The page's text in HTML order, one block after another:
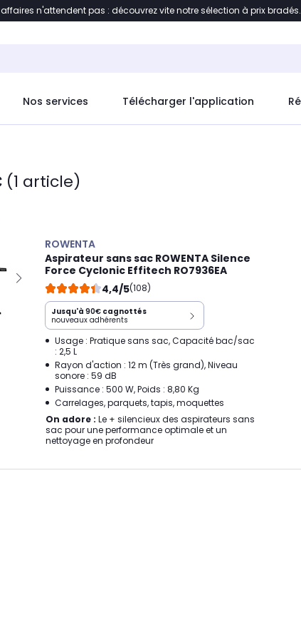
contenu Accéder directement au pied de page
affaires n'attendent pas : découvrez vite notre sélection à prix bradés.
Nos services Télécharger l'application
(1 article)
ROWENTA
Aspirateur sans sac ROWENTA Silence
Force Cyclonic Effitech RO7936EA
4,4/5(108)
Jusqu'à 90€ cagnottés
nouveaux adhérents
Usage : Pratique sans sac, Capacité bac/sac
: 2,5 L
Rayon d'action : 12 m (Très grand), Niveau
sonore : 59 dB
Puissance : 500 W, Poids : 8,80 Kg
Carrelages, parquets, tapis, moquettes
On adore : Le + silencieux des aspirateurs sans
sac pour une performance optimale et un
nettoyage en profondeur